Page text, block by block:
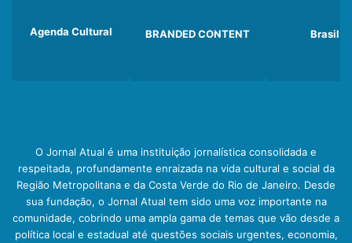
Agenda Cultural BRANDED CONTENT Brasil
O Jornal Atual é uma instituição jornalística consolidada e
respeitada, profundamente enraizada na vida cultural e social da
Região Metropolitana e da Costa Verde do Rio de Janeiro. Desde
sua fundação, o Jornal Atual tem sido uma voz importante na
comunidade, cobrindo uma ampla gama de temas que vão desde a
política local e estadual até questões sociais urgentes, economia,